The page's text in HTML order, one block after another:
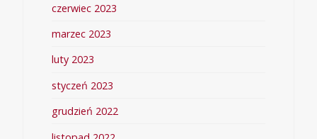
czerwiec 2023
marzec 2023
luty 2023
styczeń 2023
grudzień 2022